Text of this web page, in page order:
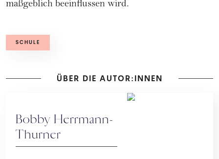
maßgeblich beeinflussen wird.
SCHULE
ÜBER DIE AUTOR:INNEN
Bobby Herrmann-
Thurner